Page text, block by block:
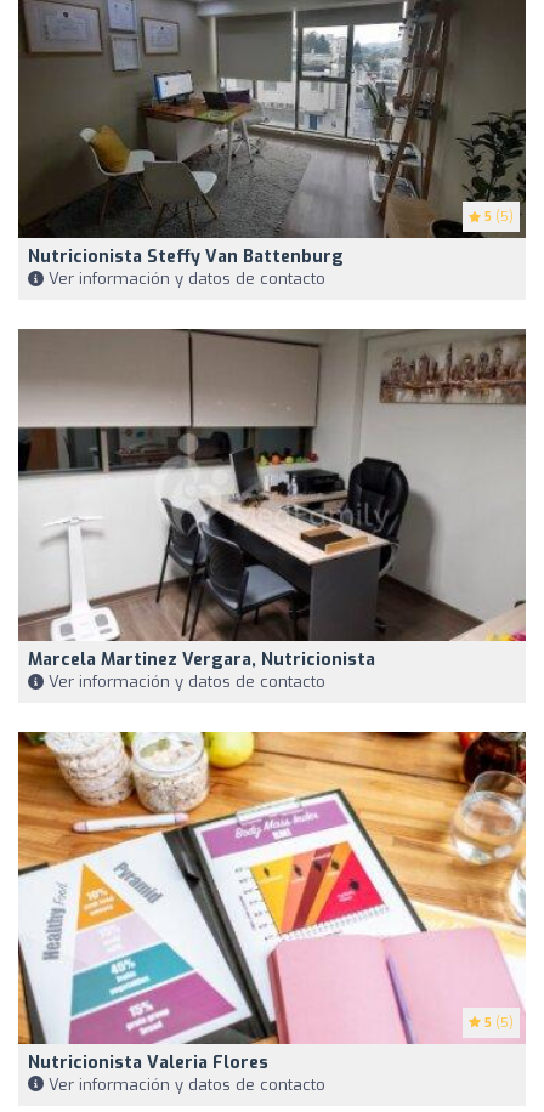
5 (5)
Nutricionista Steffy Van Battenburg
Ver información y datos de contacto
Marcela Martinez Vergara, Nutricionista
Ver información y datos de contacto
5 (5)
Nutricionista Valeria Flores
Ver información y datos de contacto